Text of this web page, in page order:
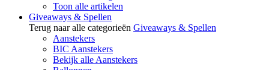
Toon alle artikelen
Giveaways & Spellen
Terug naar alle categorieën Giveaways & Spellen
Aanstekers
BIC Aanstekers
Bekijk alle Aanstekers